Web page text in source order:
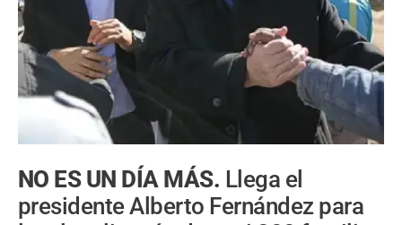
NO ES UN DÍA MÁS. Llega el
presidente Alberto Fernández para